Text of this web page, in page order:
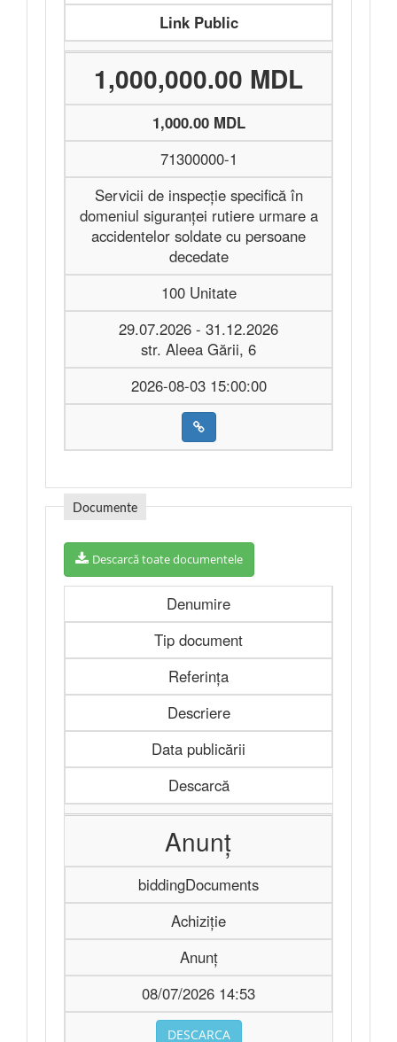
Link Public
1,000,000.00 MDL
1,000.00 MDL
71300000-1
Servicii de inspecție specifică în
domeniul siguranței rutiere urmare a
accidentelor soldate cu persoane
decedate
100 Unitate
29.07.2026 - 31.12.2026
str. Aleea Gării, 6
2026-08-03 15:00:00
Documente
Descarcă toate documentele
Denumire
Tip document
Referința
Descriere
Data publicării
Descarcă
Anunț
biddingDocuments
Achiziție
Anunț
08/07/2026 14:53
DESCARCA